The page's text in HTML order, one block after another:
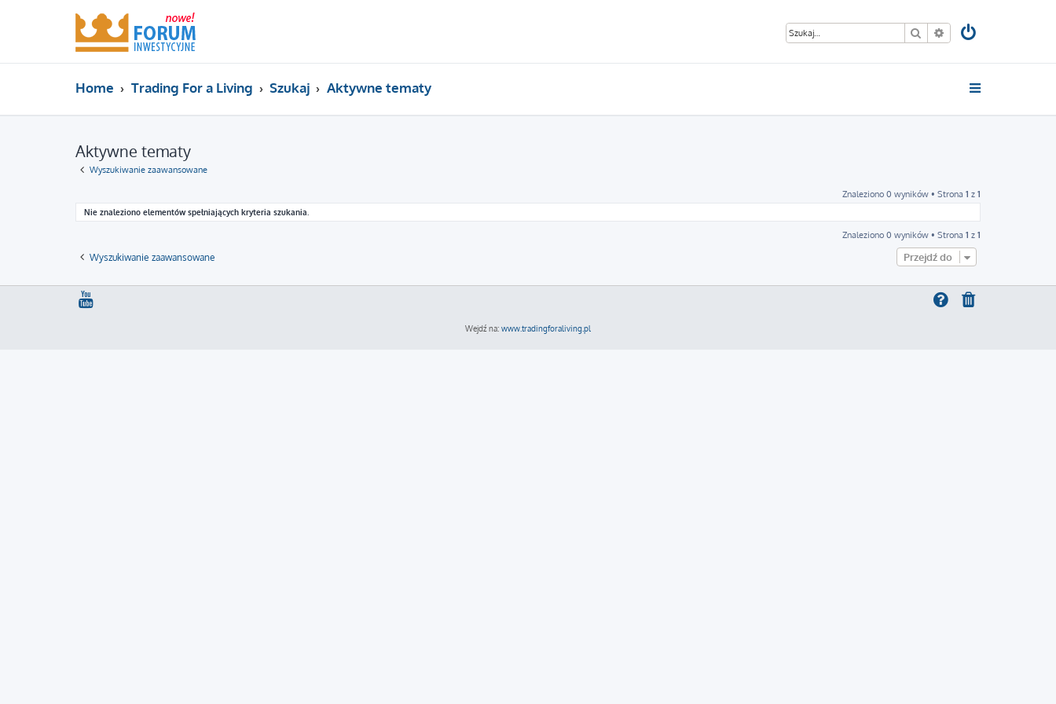
Szukaj Wyszukiwanie
Home Trading For a Living Szukaj Aktywne tematy
Aktywne tematy
Wyszukiwanie zaawansowane
Znaleziono 0 wyników • Strona 1 z 1
Nie znaleziono elementów spełniających kryteria szukania.
Znaleziono 0 wyników • Strona 1 z 1
Wyszukiwanie zaawansowane Przejdź do
Wejdź na: www.tradingforaliving.pl